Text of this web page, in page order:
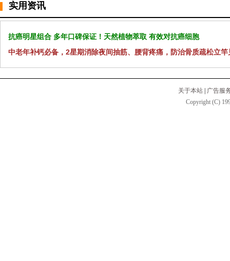
实用资讯
抗癌明星组合 多年口碑保证！天然植物萃取 有效对抗癌细胞
中老年补钙必备，2星期消除夜间抽筋、腰背疼痛，防治骨质疏松立竿
关于本站
广告服
Copyright (C)